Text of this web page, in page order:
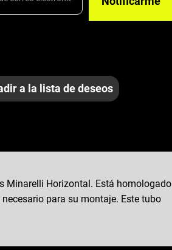
a la lista de deseos
Minarelli Horizontal. Está homologado
para su montaje. Este tubo